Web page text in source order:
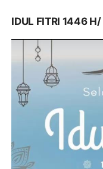
IDUL FITRI 1446